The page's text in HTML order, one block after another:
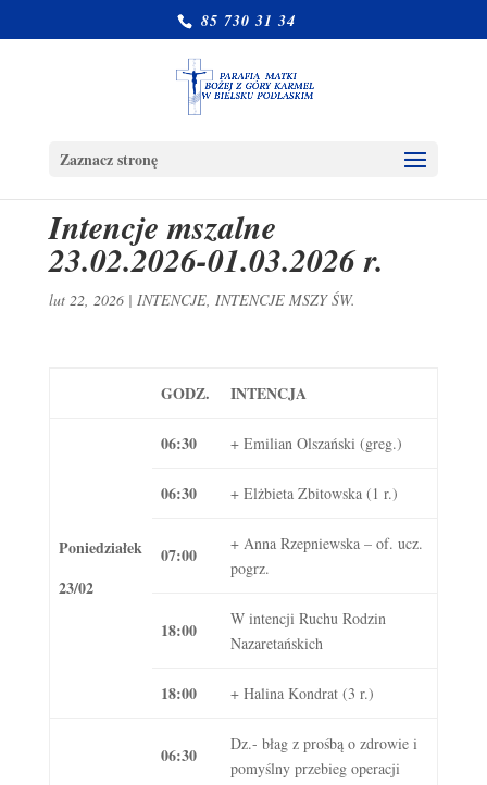
85 730 31 34
Zaznacz stronę
Intencje mszalne
23.02.2026-01.03.2026 r.
lut 22, 2026| INTENCJE, INTENCJE MSZY ŚW.
GODZ. INTENCJA
Poniedziałek
23/02
06:30 + Emilian Olszański (greg.)
06:30 + Elżbieta Zbitowska (1 r.)
07:00
+ Anna Rzepniewska – of. ucz.
pogrz.
18:00
W intencji Ruchu Rodzin
Nazaretańskich
18:00 + Halina Kondrat (3 r.)
06:30
Dz.- błag z prośbą o zdrowie i
pomyślny przebieg operacji